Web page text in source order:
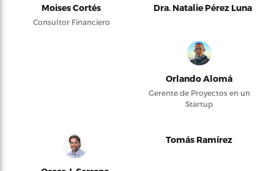
Moises Cortés
Consultor Financiero
Dra. Natalie Pérez Luna
Orlando Alomá
Gerente de Proyectos en un
Startup
Tomás Ramírez